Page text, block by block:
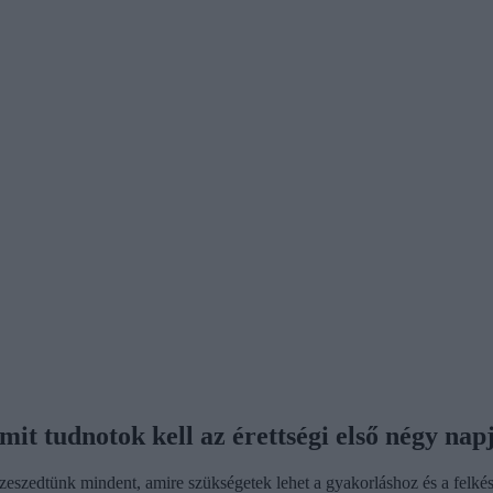
tudnotok kell az érettségi első négy
mindent, amire szükségetek lehet a gyakorláshoz és a